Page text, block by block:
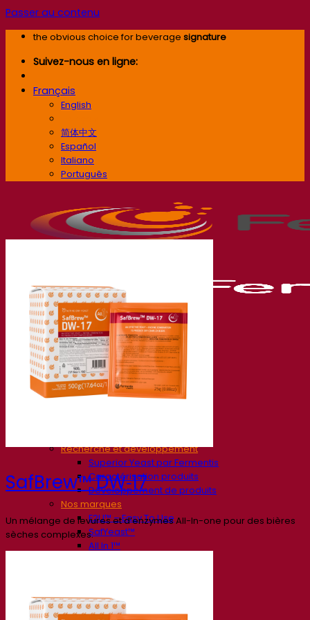
Passer au contenu
the obvious choice for beverage signature
Suivez-nous en ligne:
Français
English
简体中文
Español
Italiano
Português
Société
À propos
Expert en fermentation
Recherche et développement
Superior Yeast par Fermentis
Caractérisation produits
Développement de produits
Nos marques
E2U™ – Easy To Use
SafYeast™
All In 1™
Dégustations de boissons
Solutions de fermentation
SafBrew™ DW‑17
Un mélange de levures et d’enzymes All-In-one pour des bières
sèches complexes.